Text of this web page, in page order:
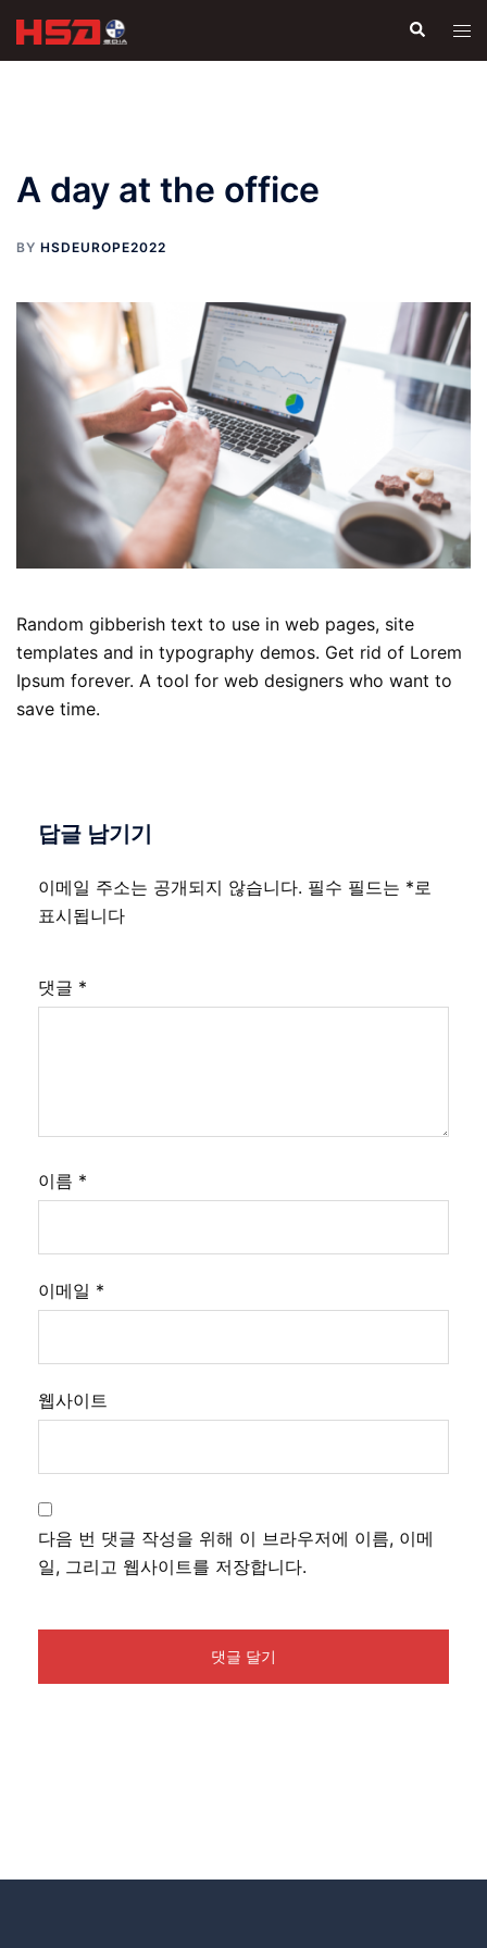
Search
A day at the office
BY HSDEUROPE2022
Random gibberish text to use in web pages, site
templates and in typography demos. Get rid of Lorem
Ipsum forever. A tool for web designers who want to
save time.
답글 남기기
이메일 주소는 공개되지 않습니다. 필수 필드는 * 로
표시됩니다
댓글 *
이름 *
이메일 *
웹사이트
다음 번 댓글 작성을 위해 이 브라우저에 이름, 이메
일, 그리고 웹사이트를 저장합니다.